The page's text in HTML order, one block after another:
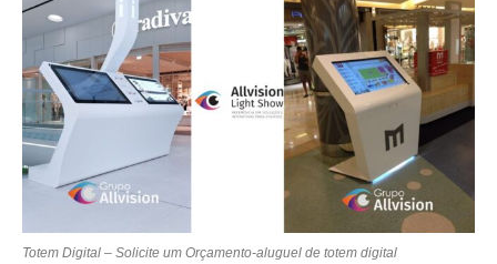
Totem Digital – Solicite um Orçamento-aluguel de totem digital